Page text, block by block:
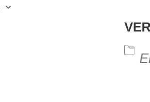
Google Kalender